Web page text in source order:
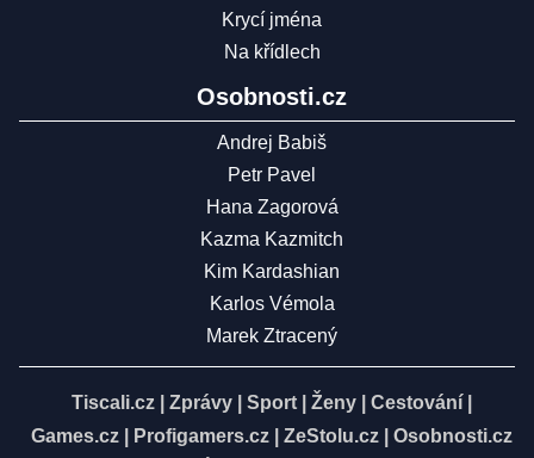
Krycí jména
Na křídlech
Osobnosti.cz
Andrej Babiš
Petr Pavel
Hana Zagorová
Kazma Kazmitch
Kim Kardashian
Karlos Vémola
Marek Ztracený
Tiscali.cz Zprávy Sport Ženy Cestování
Games.cz
Profigamers.cz ZeStolu.cz
Osobnosti.cz